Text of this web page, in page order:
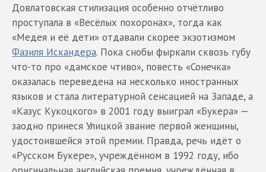
Довлатовская стилизация особенно отчётливо
проступала в «Весёлых похоронах», тогда как
«Медея и её дети» отдавали скорее экзотизмом
Фазиля Искандера. Пока снобы фыркали сквозь губу
что-то про «дамское чтиво», повесть «Сонечка»
оказалась переведена на несколько иностранных
языков и стала литературной сенсацией на Западе, а
«Казус Кукоцкого» в 2001 году выиграл «Букера» —
заодно принеся Улицкой звание первой женщины,
удостоившейся этой премии. Правда, речь идёт о
«Русском Букере», учреждённом в 1992 году, ибо